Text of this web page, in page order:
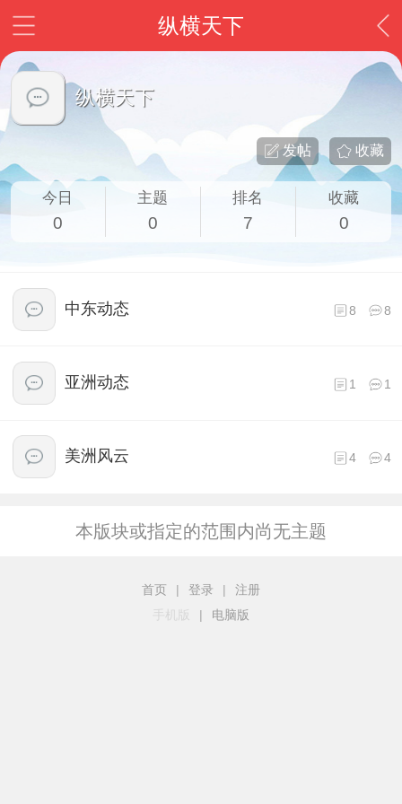
纵横天下
纵横天下
收藏
发帖
今日
0
主题
0
排名
7
收藏
0
中东动态 8 8
亚洲动态 1 1
美洲风云 4 4
本版块或指定的范围内尚无主题
首页 | 登录 |
注册
手机版
| 电脑版